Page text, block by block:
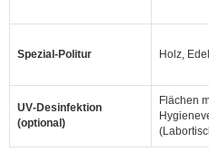
Spezial‑Politur Holz,
UV‑Desinfektion
(optional)
Flächen